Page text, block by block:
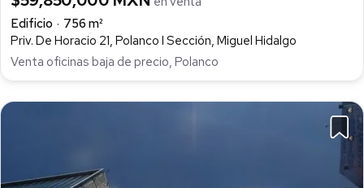
Edificio
756 m²
Priv. De Horacio 21, Polanco I Sección, Miguel Hidalgo
Venta oficinas baja de precio, Polanco